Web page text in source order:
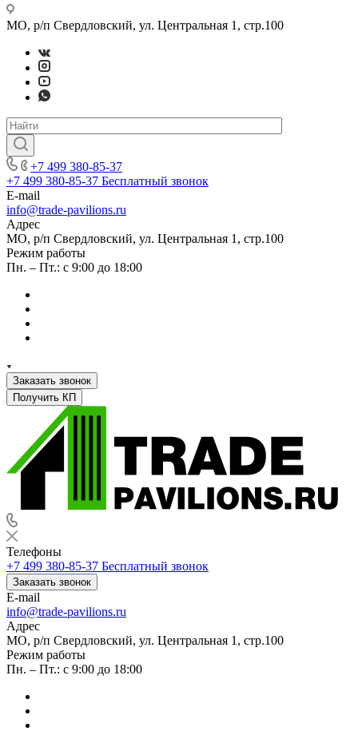
МО, р/п Свердловский, ул. Центральная 1, стр.100
+7 499 380-85-37
+7 499 380-85-37 Бесплатный звонок
E-mail
info@trade-pavilions.ru
Адрес
МО, р/п Свердловский, ул. Центральная 1, стр.100
Режим работы
Пн. – Пт.: с 9:00 до 18:00
Заказать звонок
Получить КП
Телефоны
+7 499 380-85-37 Бесплатный звонок
Заказать звонок
E-mail
info@trade-pavilions.ru
Адрес
МО, р/п Свердловский, ул. Центральная 1, стр.100
Режим работы
Пн. – Пт.: с 9:00 до 18:00